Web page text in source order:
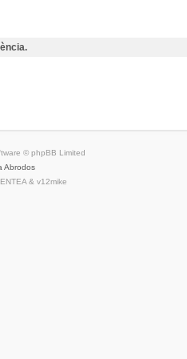
© phpBB Limited
Abrodos
& v12mike